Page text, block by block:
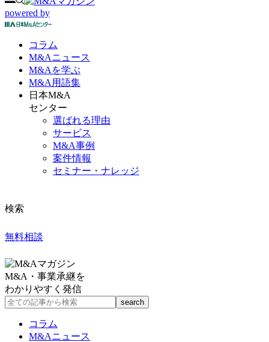
powered by
コラム
M&Aニュース
M&Aを学ぶ
M&A 用語集
日本M&A
センター
選ばれる理由
サービス
M&A事例
案件情報
セミナー・ナレッジ
検索
無料相談
M&A・事業承継を
わかりやすく発信
コラム
M&Aニュース